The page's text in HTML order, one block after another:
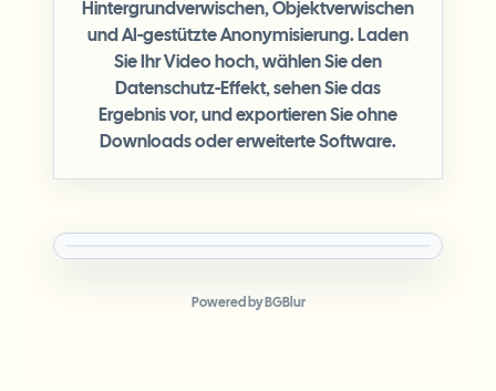
Hintergrundverwischen, Objektverwischen
und AI-gestützte Anonymisierung. Laden
Sie Ihr Video hoch, wählen Sie den
Datenschutz-Effekt, sehen Sie das
Ergebnis vor, und exportieren Sie ohne
Downloads oder erweiterte Software.
Powered by BGBlur